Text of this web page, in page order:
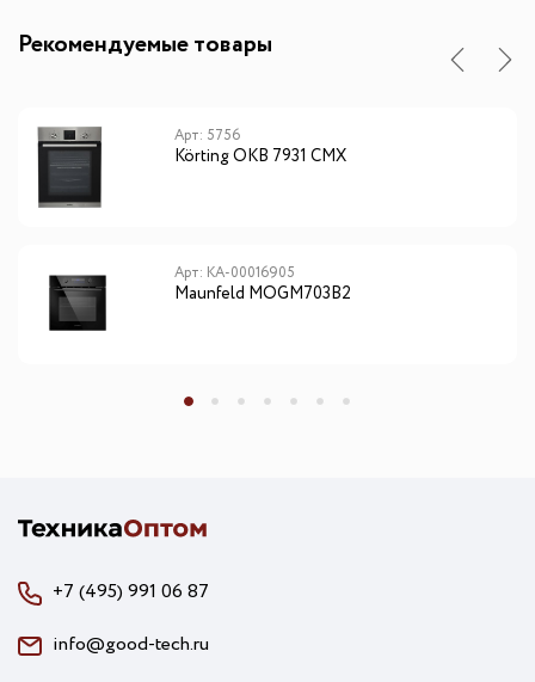
Рекомендуемые товары
Арт: 5756
Körting OKB 7931 CMX
Арт: КА-00016905
Maunfeld MOGM703B2
+7 (495) 991 06 87
info@good-tech.ru